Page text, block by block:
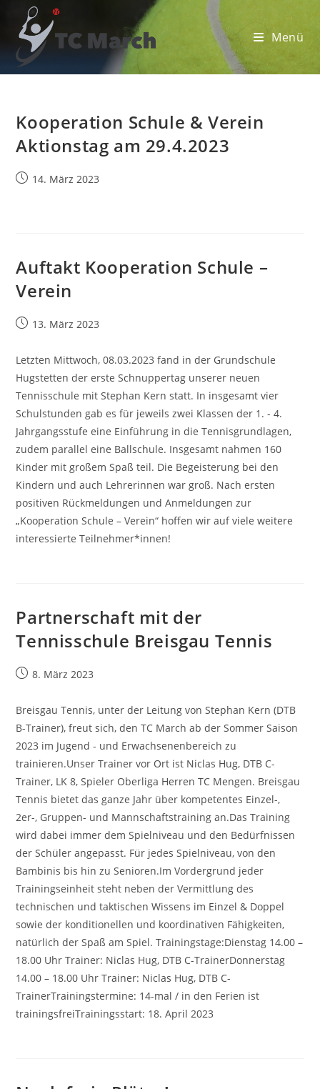
Inhalt
springen
Menü
Kooperation Schule & Verein
Aktionstag am 29.4.2023
Beitrag14. März 2023
Auftakt Kooperation Schule –
Verein
Beitrag13. März 2023
Letzten Mittwoch, 08.03.2023 fand in der Grundschule
Hugstetten der erste Schnuppertag unserer neuen
Tennisschule mit Stephan Kern statt. In insgesamt vier
Schulstunden gab es für jeweils zwei Klassen der 1. - 4.
Jahrgangsstufe eine Einführung in die Tennisgrundlagen,
zudem parallel eine Ballschule. Insgesamt nahmen 160
Kinder mit großem Spaß teil. Die Begeisterung bei den
Kindern und auch Lehrerinnen war groß. Nach ersten
positiven Rückmeldungen und Anmeldungen zur
„Kooperation Schule – Verein“ hoffen wir auf viele weitere
interessierte Teilnehmer*innen!
Partnerschaft mit der
Tennisschule Breisgau Tennis
Beitrag8. März 2023
Breisgau Tennis, unter der Leitung von Stephan Kern (DTB
B-Trainer), freut sich, den TC March ab der Sommer Saison
2023 im Jugend - und Erwachsenenbereich zu
trainieren.Unser Trainer vor Ort ist Niclas Hug, DTB C-
Trainer, LK 8, Spieler Oberliga Herren TC Mengen. Breisgau
Tennis bietet das ganze Jahr über kompetentes Einzel-,
2er-, Gruppen- und Mannschaftstraining an.Das Training
wird dabei immer dem Spielniveau und den Bedürfnissen
der Schüler angepasst. Für jedes Spielniveau, von den
Bambinis bis hin zu Senioren.Im Vordergrund jeder
Trainingseinheit steht neben der Vermittlung des
technischen und taktischen Wissens im Einzel & Doppel
sowie der konditionellen und koordinativen Fähigkeiten,
natürlich der Spaß am Spiel. Trainingstage:Dienstag 14.00 –
18.00 Uhr Trainer: Niclas Hug, DTB C-TrainerDonnerstag
14.00 – 18.00 Uhr Trainer: Niclas Hug, DTB C-
TrainerTrainingstermine: 14-mal / in den Ferien ist
trainingsfreiTrainingsstart: 18. April 2023